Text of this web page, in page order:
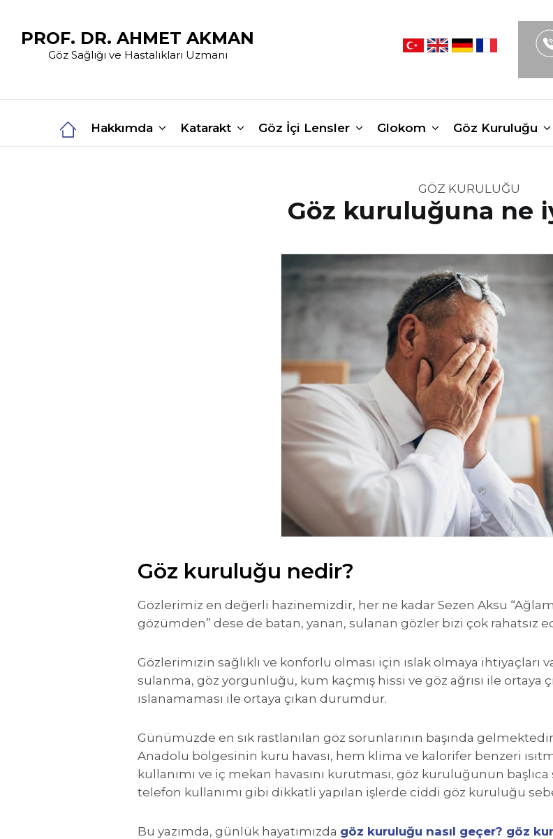
PROF. DR. AHMET AKMAN
Göz Sağlığı ve Hastalıkları Uzmanı
Hakkımda Katarakt Göz İçi Lensler Glokom Göz Kuruluğu
GÖZ KURULUĞU
Göz kuruluğuna ne
Göz kuruluğu nedir?
Gözlerimiz en değerli hazinemizdir, her ne kadar Sezen Aksu
gözümden” dese de batan, yanan, sulanan gözler bizi çok rahatsız
Gözlerimizin sağlıklı ve konforlu olması için ıslak olmaya ihtiyaçları
sulanma, göz yorgunluğu, kum kaçmış hissi ve göz ağrısı ile ortaya
ıslanamaması ile ortaya çıkan durumdur.
Günümüzde en sık rastlanılan göz sorunlarının başında
Anadolu bölgesinin kuru havası, hem klima ve kalorifer benzeri
kullanımı ve iç mekan havasını kurutması, göz kuruluğunun
telefon kullanımı gibi dikkatli yapılan işlerde ciddi göz kuruluğu
Bu yazımda, günlük hayatımızda göz kuruluğu nasıl geçer? göz